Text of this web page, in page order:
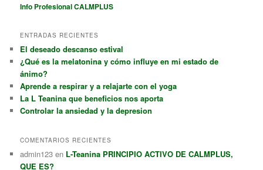
Info Profesional CALMPLUS
ENTRADAS RECIENTES
El deseado descanso estival
¿Qué es la melatonina y cómo influye en mi estado de
ánimo?
Aprende a respirar y a relajarte con el yoga
La L Teanina que beneficios nos aporta
Controlar la ansiedad y la depresion
COMENTARIOS RECIENTES
admin123 en L-Teanina PRINCIPIO ACTIVO DE CALMPLUS,
QUE ES?